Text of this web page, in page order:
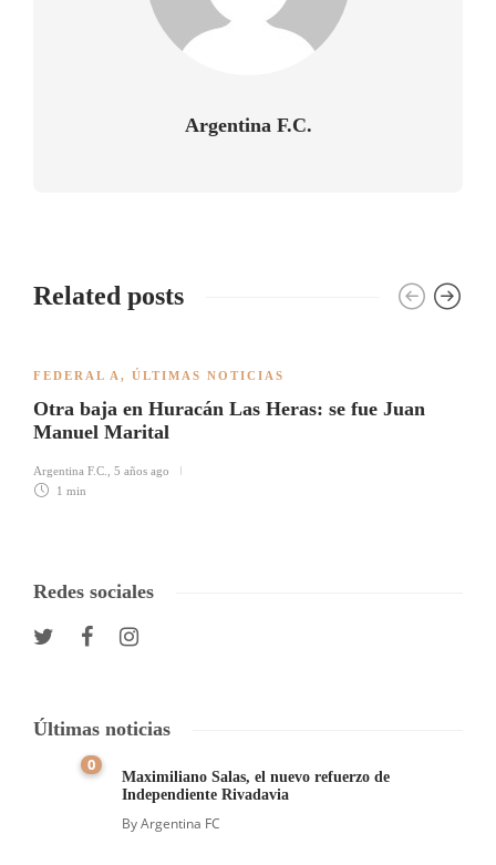
Argentina F.C.
Related posts
FEDERAL A, ÚLTIMAS NOTICIAS
Otra baja en Huracán Las Heras: se fue Juan
Manuel Marital
Argentina F.C., 5 años ago
1 min
Redes sociales
Últimas noticias
0
Maximiliano Salas, el nuevo refuerzo de
Independiente Rivadavia
ByArgentina FC